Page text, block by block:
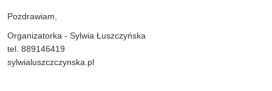
Pozdrawiam,
Organizatorka - Sylwia Łuszczyńska
tel. 889146419
sylwialuszczczynska.pl